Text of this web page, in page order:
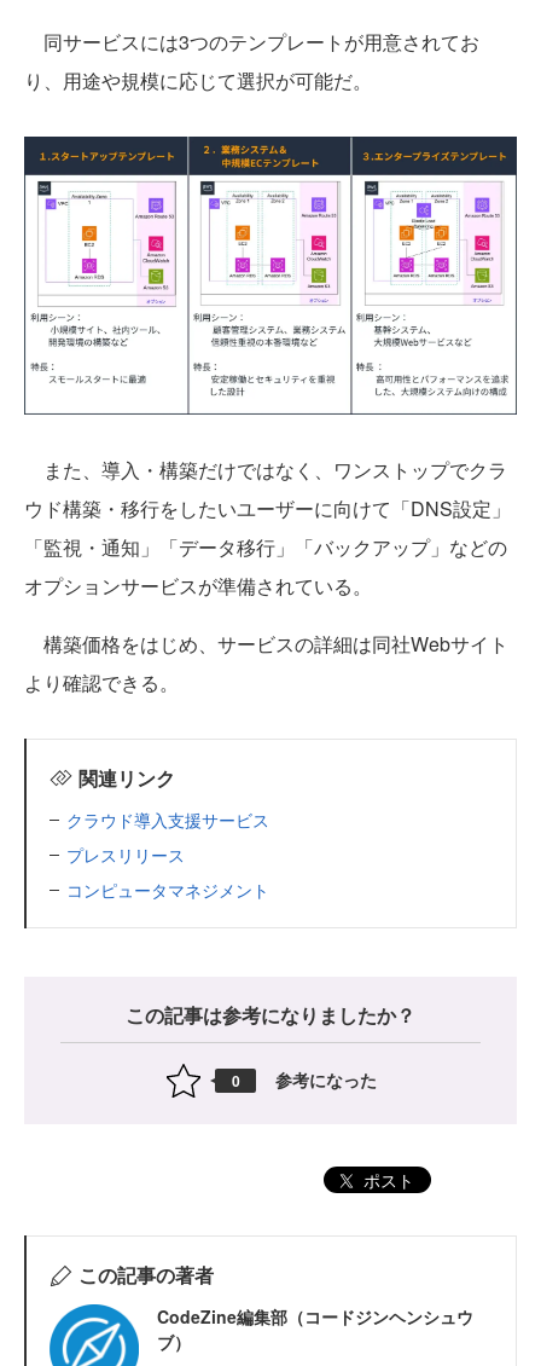
同サービスには3つのテンプレートが用意されてお
り、用途や規模に応じて選択が可能だ。
また、導入・構築だけではなく、ワンストップでクラ
ウド構築・移行をしたいユーザーに向けて「DNS設定」
「監視・通知」「データ移行」「バックアップ」などの
オプションサービスが準備されている。
構築価格をはじめ、サービスの詳細は同社Webサイト
より確認できる。
関連リンク
クラウド導入支援サービス
プレスリリース
コンピュータマネジメント
この記事は参考になりましたか？
0 参考になった
ポスト
この記事の著者
CodeZine編集部（コードジンヘンシュウ
ブ）